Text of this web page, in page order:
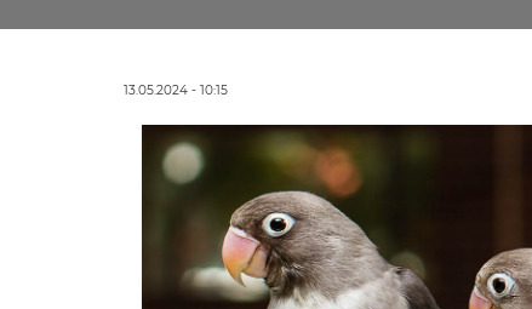
13.05.2024 - 10:15